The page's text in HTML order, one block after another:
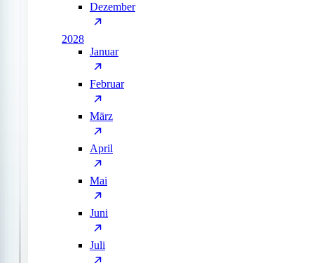
Dezember
2028
Januar
Februar
März
April
Mai
Juni
Juli